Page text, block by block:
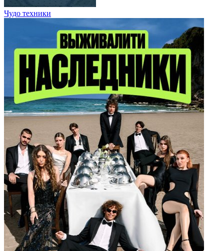
Чудо техники